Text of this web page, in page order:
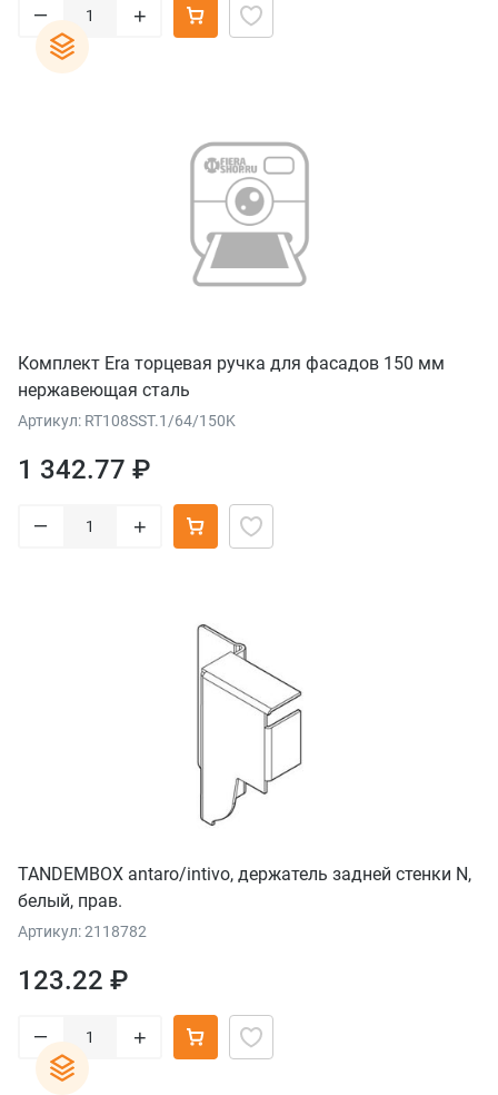
– +
Комплект Era торцевая ручка для фасадов 150 мм
нержавеющая сталь
Артикул: RT108SST.1/64/150K
1 342.77 ₽
– +
TANDEMBOX antaro/intivo, держатель задней стенки N,
белый, прав.
Артикул: 2118782
123.22 ₽
– +